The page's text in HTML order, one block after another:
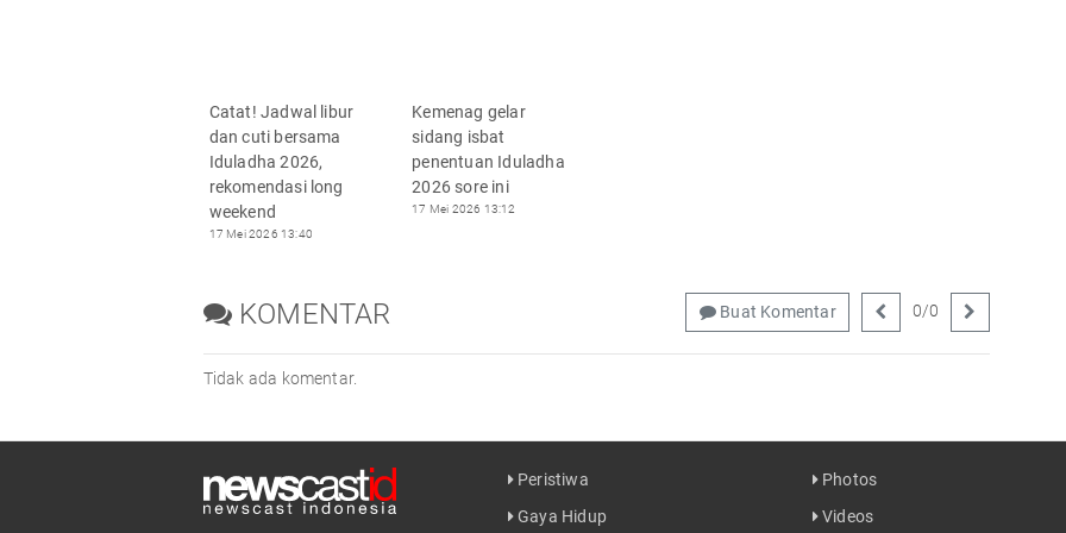
Catat! Jadwal libur
dan cuti bersama
Iduladha 2026,
rekomendasi long
weekend
17 Mei 2026 13:40
Kemenag gelar
sidang isbat
penentuan Iduladha
2026 sore ini
17 Mei 2026 13:12
KOMENTAR Buat Komentar 0/0
Tidak ada komentar.
Peristiwa
Gaya Hidup
Photos
Videos